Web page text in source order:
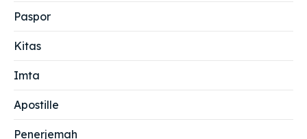
Paspor
Kitas
Imta
Apostille
Penerjemah